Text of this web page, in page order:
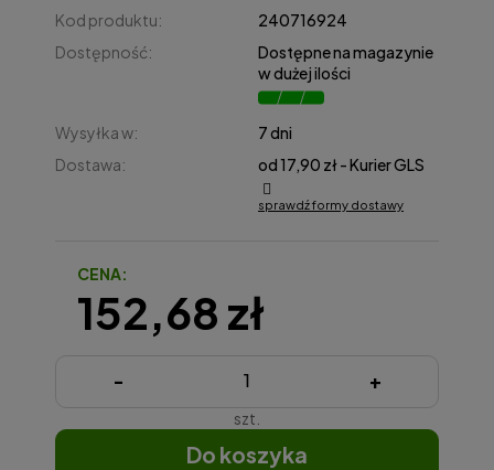
Kod produktu:
240716924
Dostępność:
Dostępne na magazynie
w dużej ilości
Wysyłka w:
7 dni
Dostawa:
od 17,90 zł- Kurier GLS
Cena nie zawiera ewentualnych kosztów płatności
sprawdź formy dostawy
CENA:
152,68 zł
- +
szt.
do koszyka